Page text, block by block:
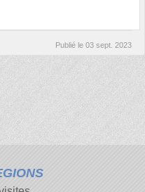
Publié le 03 sept. 2023